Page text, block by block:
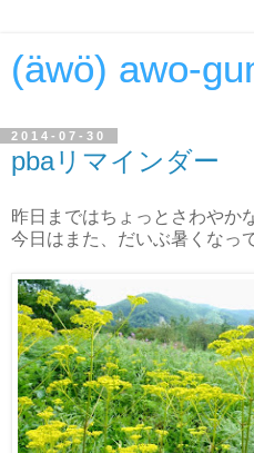
(äwö) awo-
2014-07-30
pbaリマインダー
昨日まではちょっとさわやか
今日はまた、だいぶ暑くなっ